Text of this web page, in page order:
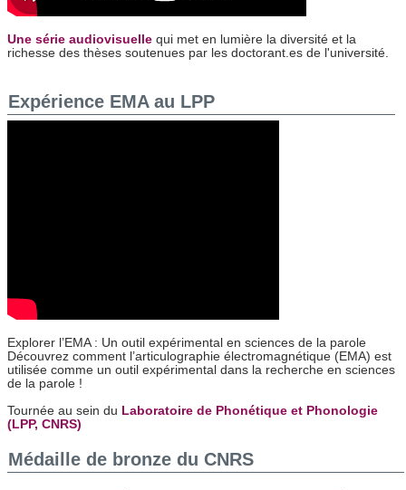
Une série audiovisuelle qui met en lumière la diversité et la
richesse des thèses soutenues par les doctorant.es de l'université.
Expérience EMA au LPP
Explorer l’EMA : Un outil expérimental en sciences de la parole
Découvrez comment l’articulographie électromagnétique (EMA) est
utilisée comme un outil expérimental dans la recherche en sciences
de la parole !
Tournée au sein du Laboratoire de Phonétique et Phonologie
(LPP, CNRS)
Médaille de bronze du CNRS